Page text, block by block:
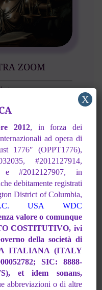
ZOOM
2012, in forza dei
ad opera di
1776″ (OPPT1776),
#2012127914,
e #2012127907, in
debitamente registrati
District of Columbia,
USA WDC
valore o comunque
COSTITUTIVO, ivi
della società di
ITALIANA (ITALY
SIC: 8888-
et idem sonans,
abbreviazioni o di altre
X